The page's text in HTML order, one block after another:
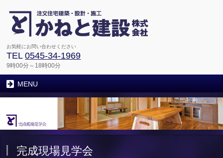
お気軽にお問い合わせください
TEL0545-34-1969
9時00分～18時00分
MENU
完成現場見学会